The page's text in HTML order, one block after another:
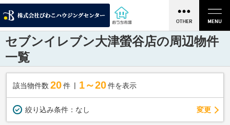
セブンイレブン大津螢谷店の周辺物件
一覧
該当物件数 20件 1～20 件を表示
絞り込み条件： なし 変更